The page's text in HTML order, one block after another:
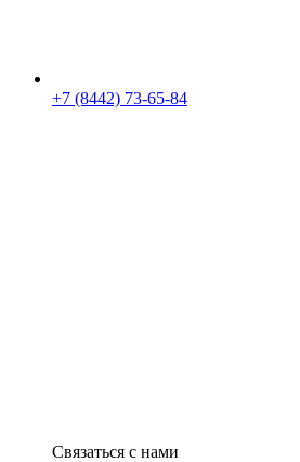
+7 (8442) 73-65-84
Связаться с нами